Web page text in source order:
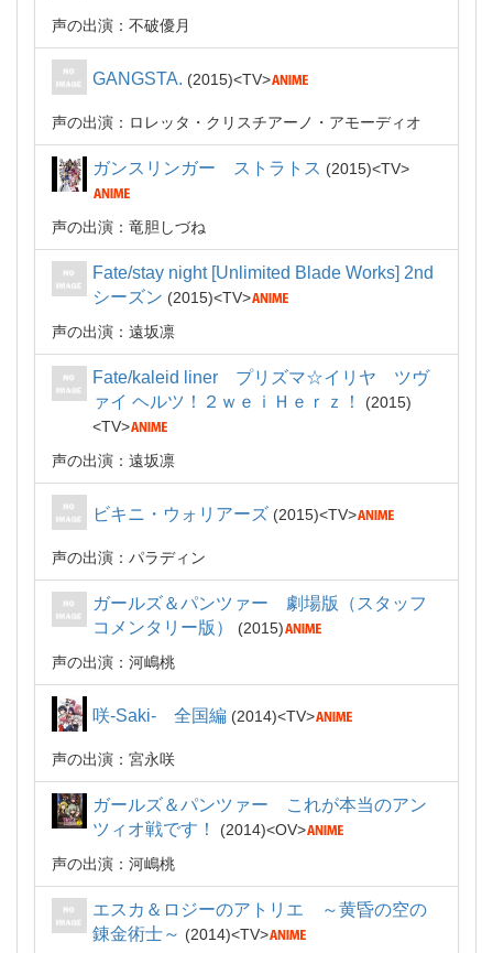
声の出演：不破優月
GANGSTA. 2015 TV
声の出演：ロレッタ・クリスチアーノ・アモーディオ
ガンスリンガー ストラトス 2015 TV
声の出演：竜胆しづね
Fate/stay night [Unlimited Blade Works] 2nd
シーズン
2015
TV
声の出演：遠坂凛
Fate/kaleid liner プリズマ☆イリヤ ツヴ
ァイ ヘルツ！２ｗｅｉＨｅｒｚ！
2015
TV
声の出演：遠坂凛
ビキニ・ウォリアーズ 2015 TV
声の出演：パラディン
ガールズ＆パンツァー 劇場版（スタッフ
コメンタリー版）
2015
声の出演：河嶋桃
咲-Saki- 全国編 2014 TV
声の出演：宮永咲
ガールズ＆パンツァー これが本当のアン
ツィオ戦です！
2014
OV
声の出演：河嶋桃
エスカ＆ロジーのアトリエ ～黄昏の空の
錬金術士～
2014
TV